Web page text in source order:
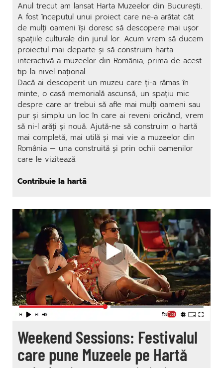
Anul trecut am lansat Harta Muzeelor din București.
A fost începutul unui proiect care ne-a arătat cât
de mulți oameni își doresc să descopere mai ușor
spațiile culturale din jurul lor. Acum vrem să ducem
proiectul mai departe și să construim harta
interactivă a muzeelor din România, prima de acest
tip la nivel național.
Dacă ai descoperit un muzeu care ți-a rămas în
minte, o casă memorială ascunsă, un spațiu mic
despre care ar trebui să afle mai mulți oameni sau
pur și simplu un loc în care ai reveni oricând, vrem
să ni-l arăți și nouă. Ajută-ne să construim o hartă
mai completă, mai utilă și mai vie a muzeelor din
România — una construită și prin ochii oamenilor
care le vizitează.
Contribuie la hartă
Weekend Sessions: Festivalul
care pune Muzeele pe Hartă